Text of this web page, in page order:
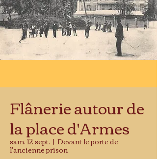
Flânerie autour de
la place d'Armes
sam. 12 sept.
  |
Devant le porte de
l'ancienne prison